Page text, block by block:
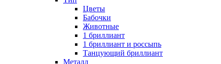
Цветы
Бабочки
Животные
1 бриллиант
1 бриллиант и россыпь
Танцующий бриллиант
Металл